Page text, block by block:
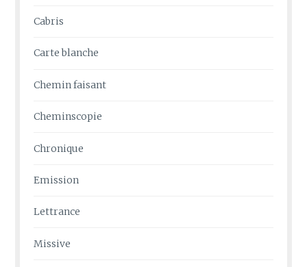
Cabris
Carte blanche
Chemin faisant
Cheminscopie
Chronique
Emission
Lettrance
Missive